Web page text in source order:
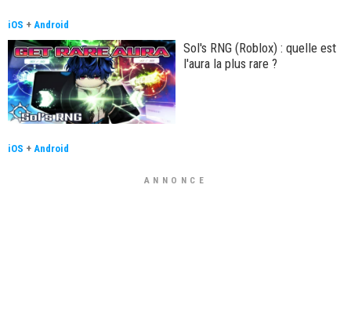
iOS + Android
Sol's RNG (Roblox) : quelle est
l'aura la plus rare ?
iOS + Android
ANNONCE